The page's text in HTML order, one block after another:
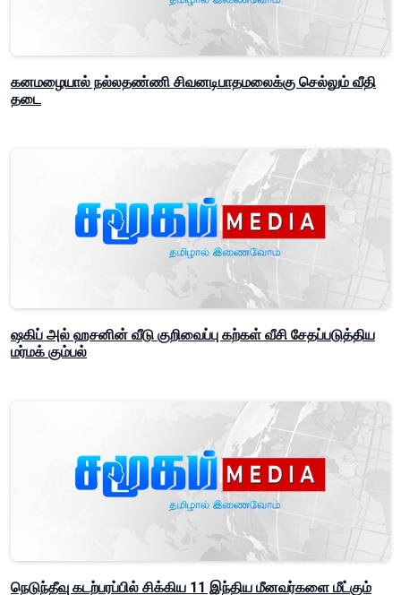
கனமழையால் நல்லதண்ணி சிவனடிபாதமலைக்கு செல்லும் வீதி
தடை
ஷகிப் அல் ஹசனின் வீடு குறிவைப்பு கற்கள் வீசி சேதப்படுத்திய
மர்மக் கும்பல்
நெடுந்தீவு கடற்பரப்பில் சிக்கிய 11 இந்திய மீனவர்களை மீட்கும்